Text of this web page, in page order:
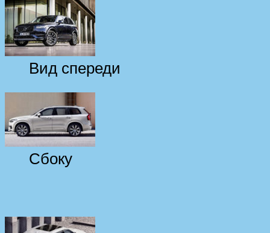
Вид спереди
Сбоку